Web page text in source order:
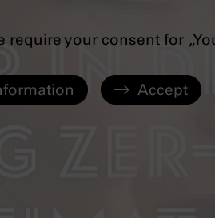
require your consent for
Accept